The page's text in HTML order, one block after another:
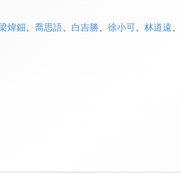
煒鈿 喬思語、 白吉勝 徐小可、 林道遠